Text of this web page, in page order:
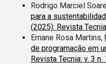
Rodrigo Marciel
para a
(2025): Revista Tecnia
Ernane Rosa Martins,
de programação em
Revista Tecnia: v. 3